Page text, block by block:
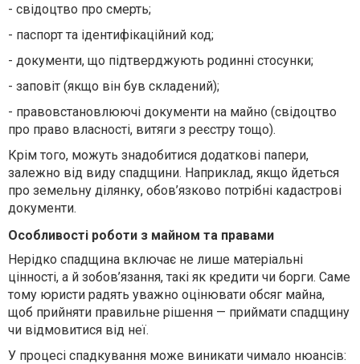
- свідоцтво про смерть;
- паспорт та ідентифікаційний код;
- документи, що підтверджують родинні стосунки;
- заповіт (якщо він був складений);
- правовстановлюючі документи на майно (свідоцтво
про право власності, витяги з реєстру тощо).
Крім того, можуть знадобитися додаткові папери,
залежно від виду спадщини. Наприклад, якщо йдеться
про земельну ділянку, обов’язково потрібні кадастрові
документи.
Особливості роботи з майном та правами
Нерідко спадщина включає не лише матеріальні
цінності, а й зобов’язання, такі як кредити чи борги. Саме
тому юристи радять уважно оцінювати обсяг майна,
щоб прийняти правильне рішення — приймати спадщину
чи відмовитися від неї.
У процесі спадкування може виникати чимало нюансів: